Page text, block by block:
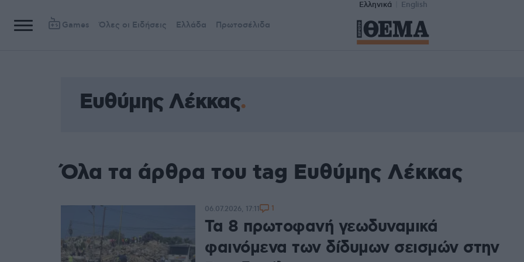
Ελληνικά English
Games Όλες οι Ειδήσεις Ελλάδα Πρωτοσέλιδα
Ευθύμης Λέκκας
Όλα τα άρθρα του tag Ευθύμης Λέκκας
Τα 8 πρωτοφανή γεωδυναμικά
φαινόμενα των δίδυμων σεισμών στην
06.07.2026, 17:11 1